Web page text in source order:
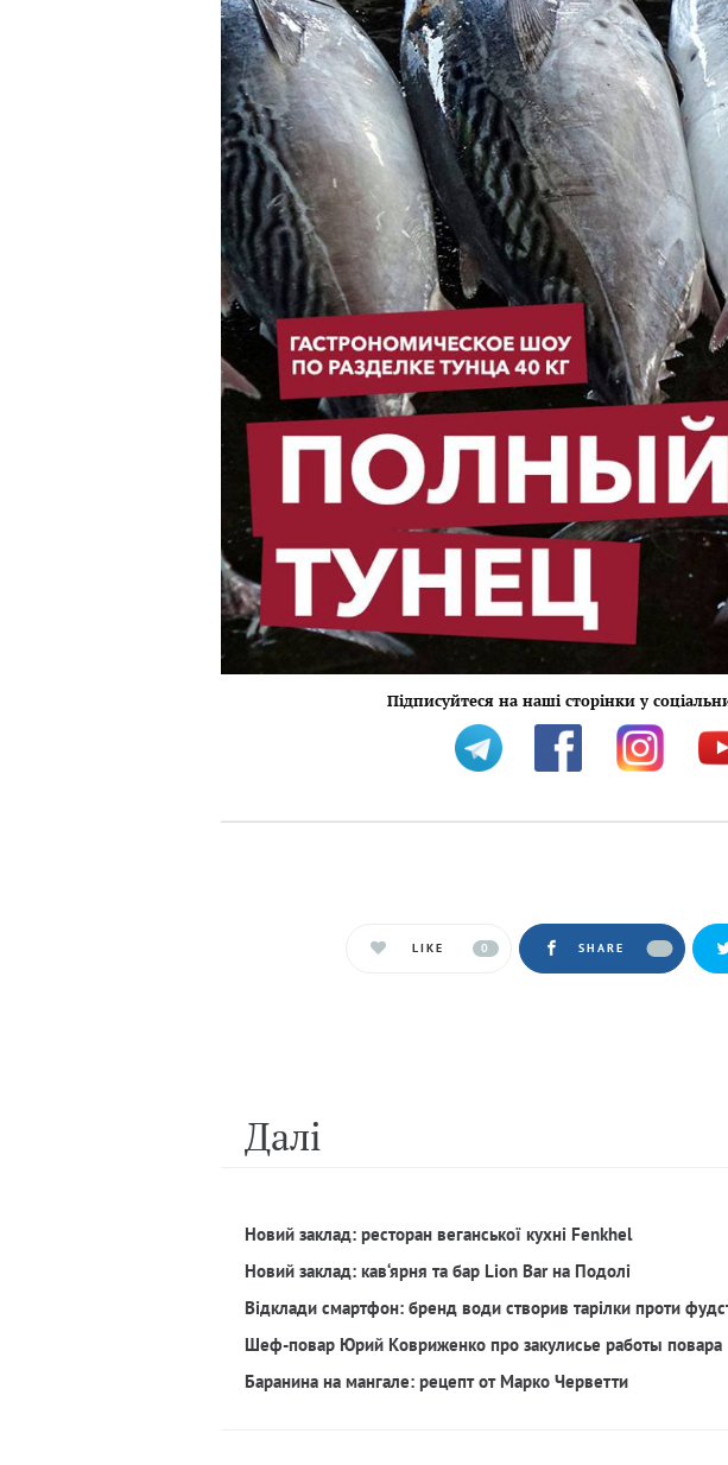
Підписуйтеся на наші сторінки у
LIKE 0 SHARE
Далi
Новий заклад: ресторан веганської кухні Fenkhel
Новий заклад: кав‘ярня та бар Lion Bar на Подолі
Відклади смартфон: бренд води створив тарілки проти
Шеф-повар Юрий Ковриженко про закулисье работы повара
Баранина на мангале: рецепт от Марко Черветти